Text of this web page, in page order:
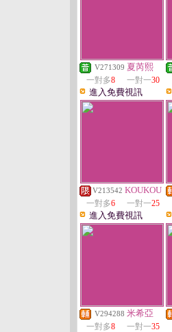
V271309 夏芮熙
一對多8 一對一30
進入免費視訊
V213542 KOUKOU
一對多6 一對一25
進入免費視訊
V294288 米希亞
一對多8 一對一35